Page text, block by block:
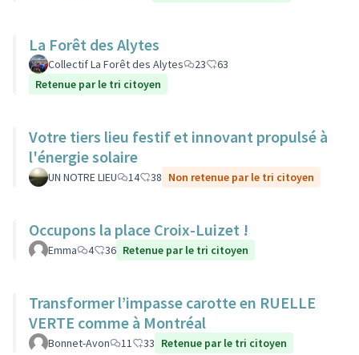
La Forêt des Alytes
Collectif La Forêt des Alytes 23
63
Retenue par le tri citoyen
Votre tiers lieu festif et innovant propulsé à
l'énergie solaire
UN NOTRE LIEU 14 38 Non retenue par le tri citoyen
Occupons la place Croix-Luizet !
Emma 4 36 Retenue par le tri citoyen
Transformer l’impasse carotte en RUELLE
VERTE comme à Montréal
Bonnet-Avon 11 33 Retenue par le tri citoyen